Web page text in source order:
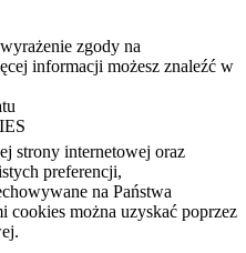
zgody na
informacji możesz znaleźć w
strony internetowej oraz
preferencji,
na Państwa
cookies można uzyskać poprzez